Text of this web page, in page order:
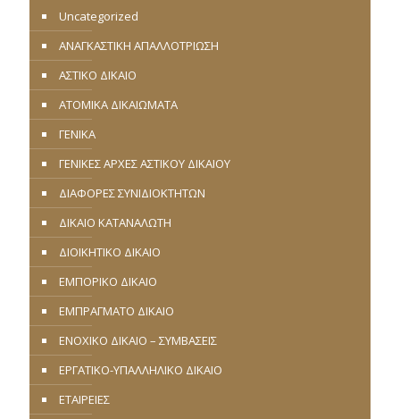
Uncategorized
ΑΝΑΓΚΑΣΤΙΚΗ ΑΠΑΛΛΟΤΡΙΩΣΗ
ΑΣΤΙΚΟ ΔΙΚΑΙΟ
ΑΤΟΜΙΚΑ ΔΙΚΑΙΩΜΑΤΑ
ΓΕΝΙΚΑ
ΓΕΝΙΚΕΣ ΑΡΧΕΣ ΑΣΤΙΚΟΥ ΔΙΚΑΙΟΥ
ΔΙΑΦΟΡΕΣ ΣΥΝΙΔΙΟΚΤΗΤΩΝ
ΔΙΚΑΙΟ ΚΑΤΑΝΑΛΩΤΗ
ΔΙΟΙΚΗΤΙΚΟ ΔΙΚΑΙΟ
ΕΜΠΟΡΙΚΟ ΔΙΚΑΙΟ
ΕΜΠΡΑΓΜΑΤΟ ΔΙΚΑΙΟ
ΕΝΟΧΙΚΟ ΔΙΚΑΙΟ – ΣΥΜΒΑΣΕΙΣ
ΕΡΓΑΤΙΚΟ-ΥΠΑΛΛΗΛΙΚΟ ΔΙΚΑΙΟ
ΕΤΑΙΡΕΙΕΣ